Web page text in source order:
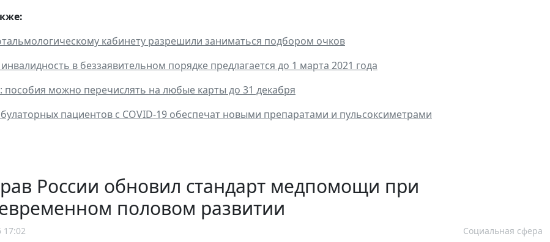
кабинету разрешили заниматься подбором очков
в беззаявительном порядке предлагается до 1 марта 2021 года
пособия можно перечислять на любые карты до 31 декабря
пациентов с COVID-19 обеспечат новыми препаратами и пульсоксиметрами
России обновил стандарт медпомощи при
половом развитии
17:02 Социальная сфера